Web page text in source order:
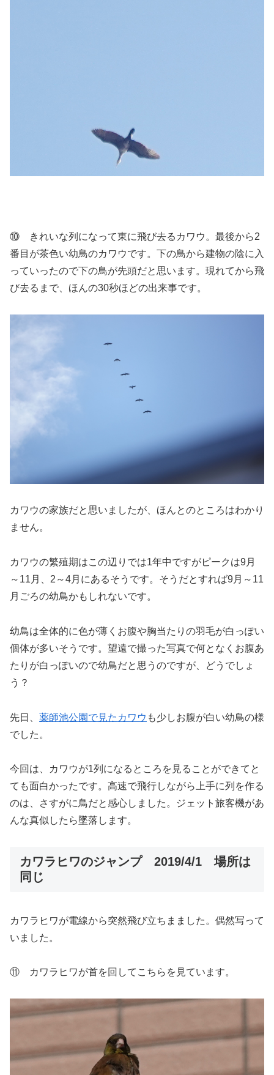
⑩ きれいな列になって東に飛び去るカワウ。最後から2
番目が茶色い幼鳥のカワウです。下の鳥から建物の陰に入
っていったので下の鳥が先頭だと思います。現れてから飛
び去るまで、ほんの30秒ほどの出来事です。
カワウの家族だと思いましたが、ほんとのところはわかり
ません。
カワウの繁殖期はこの辺りでは1年中ですがピークは9月
～11月、2～4月にあるそうです。そうだとすれば9月～11
月ごろの幼鳥かもしれないです。
幼鳥は全体的に色が薄くお腹や胸当たりの羽毛が白っぽい
個体が多いそうです。望遠で撮った写真で何となくお腹あ
たりが白っぽいので幼鳥だと思うのですが、どうでしょ
う？
先日、 薬師池公園で見たカワウ も少しお腹が白い幼鳥の様
でした。
今回は、カワウが1列になるところを見ることができてと
ても面白かったです。高速で飛行しながら上手に列を作る
のは、さすがに鳥だと感心しました。ジェット旅客機があ
んな真似したら墜落します。
カワラヒワのジャンプ 2019/4/1 場所は
同じ
カワラヒワが電線から突然飛び立ちまました。偶然写って
いました。
⑪ カワラヒワが首を回してこちらを見ています。